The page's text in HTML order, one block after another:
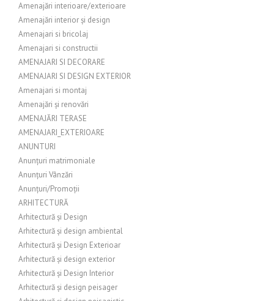
Amenajări interioare/exterioare
Amenajări interior și design
Amenajari si bricolaj
Amenajari si constructii
AMENAJARI SI DECORARE
AMENAJARI SI DESIGN EXTERIOR
Amenajari si montaj
Amenajări și renovări
AMENAJĂRI TERASE
AMENAJARI_EXTERIOARE
ANUNTURI
Anunțuri matrimoniale
Anunțuri Vânzări
Anunțuri/Promoții
ARHITECTURĂ
Arhitectură și Design
Arhitectură și design ambiental
Arhitectură și Design Exterioar
Arhitectură și design exterior
Arhitectură și Design Interior
Arhitectură și design peisager